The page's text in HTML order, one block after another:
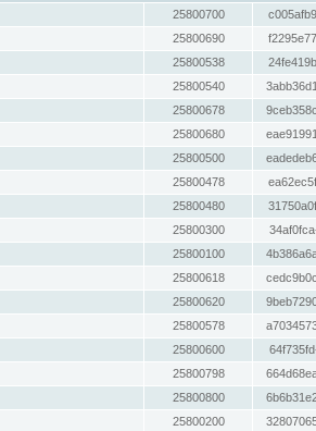
25800700
25800690
25800538
25800540
25800678
25800680
25800500
25800478
25800480
25800300
25800100
25800618
25800620
25800578
25800600
25800798
25800800
25800200